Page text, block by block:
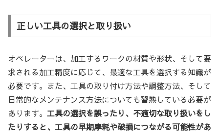
正しい工具の選択と取り扱い
オペレーターは、加工するワークの材質や形状、そして要
求される加工精度に応じて、最適な工具を選択する知識が
必要です。また、工具の取り付け方法や調整方法、そして
日常的なメンテナンス方法についても習熟している必要が
あります。 工具の選択を誤ったり、不適切な取り扱いをし
たりすると、工具の早期摩耗や破損につながる可能性があ